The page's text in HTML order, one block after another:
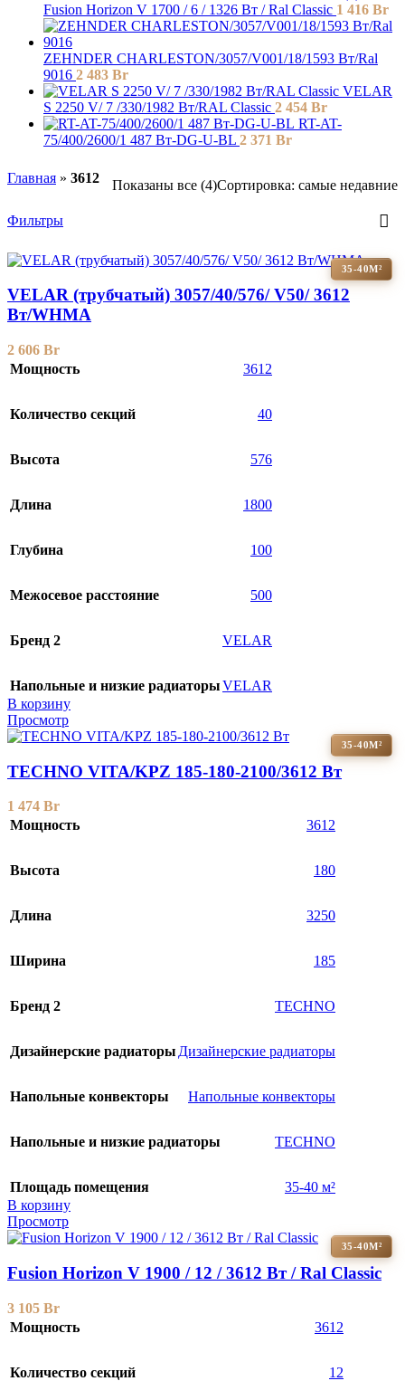
Fusion Horizon V 1700 / 6 / 1326 Вт / Ral Classic 1 416 Br
ZEHNDER CHARLESTON/3057/V001/18/1593 Вт/Ral
9016 2 483 Br
VELAR
S 2250 V/ 7 /330/1982 Вт/RAL Classic 2 454 Br
RT-AT-
75/400/2600/1 487 Вт-DG-U-BL 2 371 Br
Главная » 3612 Показаны все (4)Сортировка: самые недавние
Фильтры
35-40М²
VELAR (трубчатый) 3057/40/576/ V50/ 3612
Bт/WHMA
2 606 Br
Мощность
3612
Количество секций 40
Высота 576
Длина 1800
Глубина 100
Межосевое расстояние 500
Бренд 2 VELAR
Напольные и низкие радиаторыVELAR
В корзину
Просмотр
35-40М²
TECHNO VITA/KPZ 185-180-2100/3612 Вт
1 474 Br
Мощность
3612
Высота 180
Длина 3250
Ширина 185
Бренд 2 TECHNO
Дизайнерские радиаторыДизайнерские радиаторы
Напольные конвекторы Напольные конвекторы
Напольные и низкие радиаторы TECHNO
Площадь помещения
35-40 м²
В корзину
Просмотр
35-40М²
Fusion Horizon V 1900 / 12 / 3612 Вт / Ral Classic
3 105 Br
Мощность
3612
Количество секций 12